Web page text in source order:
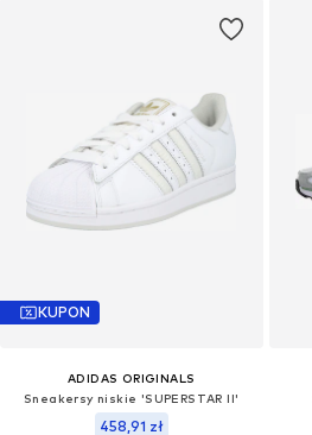
KUPON
ADIDAS ORIGINALS
Sneakersy niskie 'SUPERSTAR II'
458,91 zł